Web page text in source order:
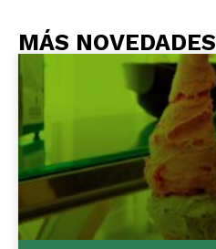
MÁS NOVEDADES